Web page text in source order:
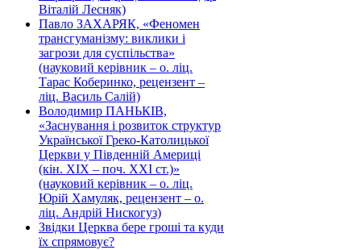
Віталій Лесняк)
Павло ЗАХАРЯК, «Феномен
трансгуманізму: виклики і
загрози для суспільства»
(науковий керівник – о. ліц.
Тарас Коберинко, рецензент –
ліц. Василь Салій)
Володимир ПАНЬКІВ,
«Заснування і розвиток структур
Української Греко-Католицької
Церкви у Південній Америці
(кін. ХІХ – поч. ХХІ ст.)»
(науковий керівник – о. ліц.
Юрій Хамуляк, рецензент – о.
ліц. Андрій Нискогуз)
Звідки Церква бере гроші та куди
їх спрямовує?